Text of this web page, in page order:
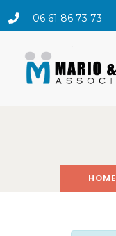
06 61 86 73 73
HOME